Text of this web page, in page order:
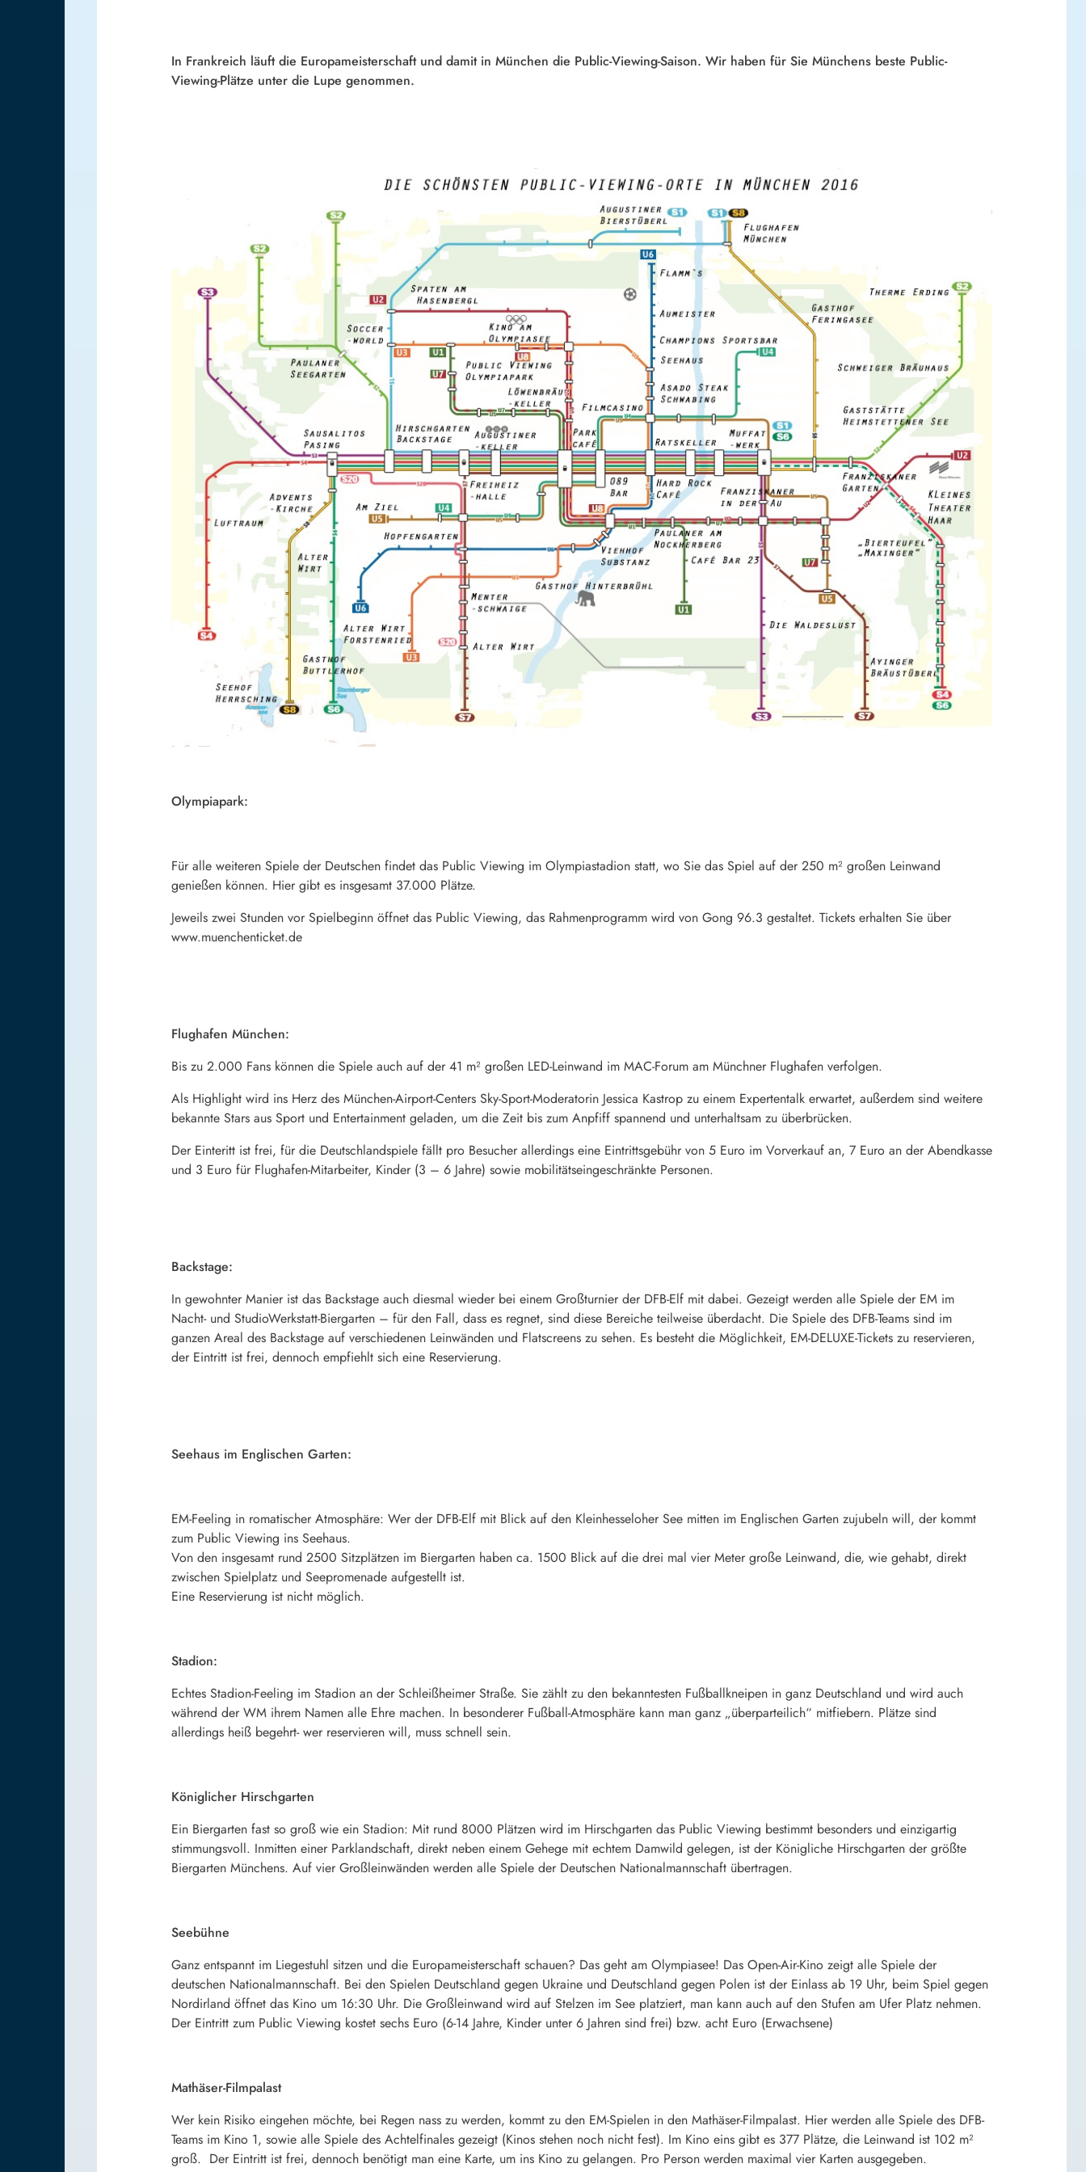
In Frankreich läuft die Europameisterschaft und damit in München die Public-Viewing-Saison. Wir haben für Sie Münchens beste Public-
Viewing-Plätze unter die Lupe genommen.
Olympiapark:
Für alle weiteren Spiele der Deutschen findet das Public Viewing im Olympiastadion statt, wo Sie das Spiel auf der 250 m² großen Leinwand
genießen können. Hier gibt es insgesamt 37.000 Plätze.
Jeweils zwei Stunden vor Spielbeginn öffnet das Public Viewing, das Rahmenprogramm wird von Gong 96.3 gestaltet. Tickets erhalten Sie über
www.muenchenticket.de
Flughafen München:
Bis zu 2.000 Fans können die Spiele auch auf der 41 m² großen LED-Leinwand im MAC-Forum am Münchner Flughafen verfolgen.
Als Highlight wird ins Herz des München-Airport-Centers Sky-Sport-Moderatorin Jessica Kastrop zu einem Expertentalk erwartet, außerdem sind weitere
bekannte Stars aus Sport und Entertainment geladen, um die Zeit bis zum Anpfiff spannend und unterhaltsam zu überbrücken.
Der Einteritt ist frei, für die Deutschlandspiele fällt pro Besucher allerdings eine Eintrittsgebühr von 5 Euro im Vorverkauf an, 7 Euro an der Abendkasse
und 3 Euro für Flughafen-Mitarbeiter, Kinder (3 – 6 Jahre) sowie mobilitätseingeschränkte Personen.
Backstage:
In gewohnter Manier ist das Backstage auch diesmal wieder bei einem Großturnier der DFB-Elf mit dabei. Gezeigt werden alle Spiele der EM im
Nacht- und StudioWerkstatt-Biergarten – für den Fall, dass es regnet, sind diese Bereiche teilweise überdacht. Die Spiele des DFB-Teams sind im
ganzen Areal des Backstage auf verschiedenen Leinwänden und Flatscreens zu sehen. Es besteht die Möglichkeit, EM-DELUXE-Tickets zu reservieren,
der Eintritt ist frei, dennoch empfiehlt sich eine Reservierung.
Seehaus im Englischen Garten:
EM-Feeling in romatischer Atmosphäre: Wer der DFB-Elf mit Blick auf den Kleinhesseloher See mitten im Englischen Garten zujubeln will, der kommt
zum Public Viewing ins Seehaus.
Von den insgesamt rund 2500 Sitzplätzen im Biergarten haben ca. 1500 Blick auf die drei mal vier Meter große Leinwand, die, wie gehabt, direkt
zwischen Spielplatz und Seepromenade aufgestellt ist.
Eine Reservierung ist nicht möglich.
Stadion:
Echtes Stadion-Feeling im Stadion an der Schleißheimer Straße. Sie zählt zu den bekanntesten Fußballkneipen in ganz Deutschland und wird auch
während der WM ihrem Namen alle Ehre machen. In besonderer Fußball-Atmosphäre kann man ganz „überparteilich“ mitfiebern. Plätze sind
allerdings heiß begehrt- wer reservieren will, muss schnell sein.
Königlicher Hirschgarten
Ein Biergarten fast so groß wie ein Stadion: Mit rund 8000 Plätzen wird im Hirschgarten das Public Viewing bestimmt besonders und einzigartig
stimmungsvoll. Inmitten einer Parklandschaft, direkt neben einem Gehege mit echtem Damwild gelegen, ist der Königliche Hirschgarten der größte
Biergarten Münchens. Auf vier Großleinwänden werden alle Spiele der Deutschen Nationalmannschaft übertragen.
Seebühne
Ganz entspannt im Liegestuhl sitzen und die Europameisterschaft schauen? Das geht am Olympiasee! Das Open-Air-Kino zeigt alle Spiele der
deutschen Nationalmannschaft. Bei den Spielen Deutschland gegen Ukraine und Deutschland gegen Polen ist der Einlass ab 19 Uhr, beim Spiel gegen
Nordirland öffnet das Kino um 16:30 Uhr. Die Großleinwand wird auf Stelzen im See platziert, man kann auch auf den Stufen am Ufer Platz nehmen.
Der Eintritt zum Public Viewing kostet sechs Euro (6-14 Jahre, Kinder unter 6 Jahren sind frei) bzw. acht Euro (Erwachsene)
Mathäser-Filmpalast
Wer kein Risiko eingehen möchte, bei Regen nass zu werden, kommt zu den EM-Spielen in den Mathäser-Filmpalast. Hier werden alle Spiele des DFB-
Teams im Kino 1, sowie alle Spiele des Achtelfinales gezeigt (Kinos stehen noch nicht fest). Im Kino eins gibt es 377 Plätze, die Leinwand ist 102 m²
groß. Der Eintritt ist frei, dennoch benötigt man eine Karte, um ins Kino zu gelangen. Pro Person werden maximal vier Karten ausgegeben.